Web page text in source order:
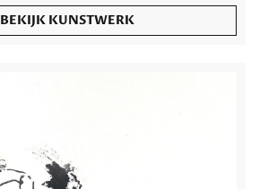
BEKIJK KUNSTWERK